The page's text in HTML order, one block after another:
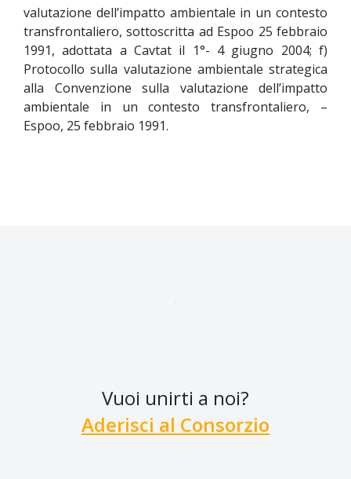
valutazione dell’impatto ambientale in un contesto
transfrontaliero, sottoscritta ad Espoo 25 febbraio
1991, adottata a Cavtat il 1°- 4 giugno 2004; f)
Protocollo sulla valutazione ambientale strategica
alla Convenzione sulla valutazione dell’impatto
ambientale in un contesto transfrontaliero, –
Espoo, 25 febbraio 1991.
Vuoi unirti a noi?
Aderisci al Consorzio